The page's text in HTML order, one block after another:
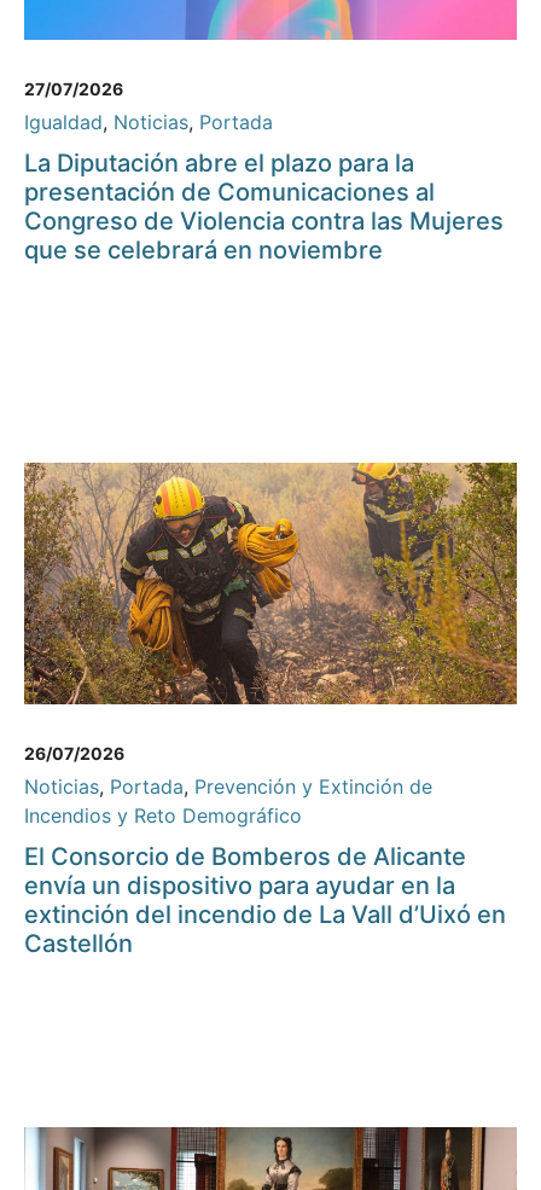
27/07/2026
Igualdad, Noticias, Portada
La Diputación abre el plazo para la
presentación de Comunicaciones al
Congreso de Violencia contra las Mujeres
que se celebrará en noviembre
26/07/2026
Noticias, Portada, Prevención y Extinción de
Incendios y Reto Demográfico
El Consorcio de Bomberos de Alicante
envía un dispositivo para ayudar en la
extinción del incendio de La Vall d’Uixó en
Castellón